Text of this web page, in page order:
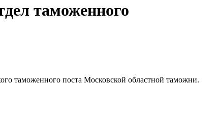
таможенного
таможенного поста Московской областной таможни.